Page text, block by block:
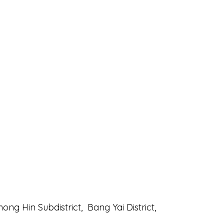
Hin Subdistrict, Bang Yai District,